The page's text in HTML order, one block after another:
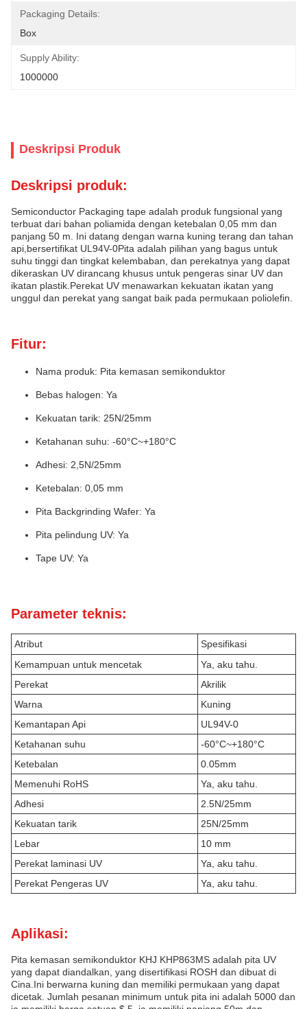
Packaging Details:
Box
Supply Ability:
1000000
Deskripsi Produk
Deskripsi produk:
Semiconductor Packaging tape adalah produk fungsional yang
terbuat dari bahan poliamida dengan ketebalan 0,05 mm dan
panjang 50 m. Ini datang dengan warna kuning terang dan tahan
api,bersertifikat UL94V-0Pita adalah pilihan yang bagus untuk
suhu tinggi dan tingkat kelembaban, dan perekatnya yang dapat
dikeraskan UV dirancang khusus untuk pengeras sinar UV dan
ikatan plastik.Perekat UV menawarkan kekuatan ikatan yang
unggul dan perekat yang sangat baik pada permukaan poliolefin.
Fitur:
Nama produk: Pita kemasan semikonduktor
Bebas halogen: Ya
Kekuatan tarik: 25N/25mm
Ketahanan suhu: -60°C~+180°C
Adhesi: 2,5N/25mm
Ketebalan: 0,05 mm
Pita Backgrinding Wafer: Ya
Pita pelindung UV: Ya
Tape UV: Ya
Parameter teknis:
Atribut
Spesifikasi
Kemampuan untuk mencetak
Ya, aku tahu.
Perekat
Akrilik
Warna
Kuning
Kemantapan Api
UL94V-0
Ketahanan suhu
-60°C~+180°C
Ketebalan
0.05mm
Memenuhi RoHS
Ya, aku tahu.
Adhesi
2.5N/25mm
Kekuatan tarik
25N/25mm
Lebar
10 mm
Perekat laminasi UV
Ya, aku tahu.
Perekat Pengeras UV
Ya, aku tahu.
Aplikasi:
Pita kemasan semikonduktor KHJ KHP863MS adalah pita UV
yang dapat diandalkan, yang disertifikasi ROSH dan dibuat di
Cina.Ini berwarna kuning dan memiliki permukaan yang dapat
dicetak. Jumlah pesanan minimum untuk pita ini adalah 5000 dan